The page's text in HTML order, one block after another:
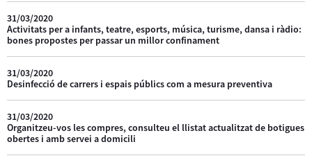
31/03/2020
Activitats per a infants, teatre, esports, música, turisme, dansa i ràdio:
bones propostes per passar un millor confinament
31/03/2020
Desinfecció de carrers i espais públics com a mesura preventiva
31/03/2020
Organitzeu-vos les compres, consulteu el llistat actualitzat de botigues
obertes i amb servei a domicili